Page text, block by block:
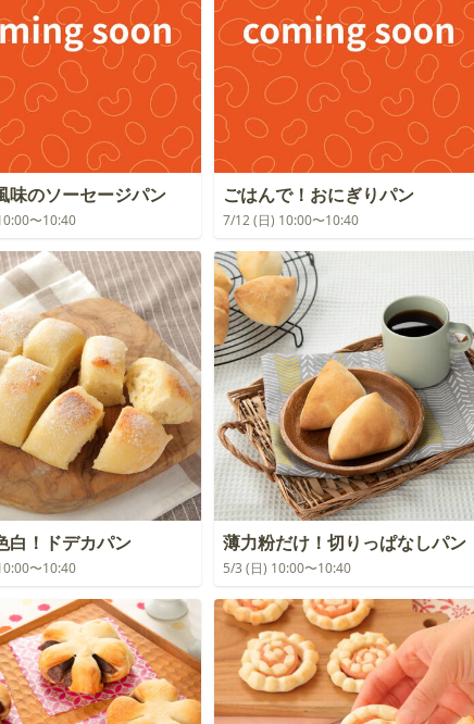
味のソーセージパン
〜10:40
ごはんで！おにぎりパン
7/12 (日) 10:00〜10:40
白！ドデカパン
〜10:40
薄力粉だけ！切りっぱなしパン
5/3 (日) 10:00〜10:40